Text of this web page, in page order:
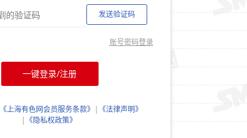
发送验证码
账号密码登录
一键登录/注册
《上海有色网会员服务条款》 | 《法律声明》
| 《隐私权政策》